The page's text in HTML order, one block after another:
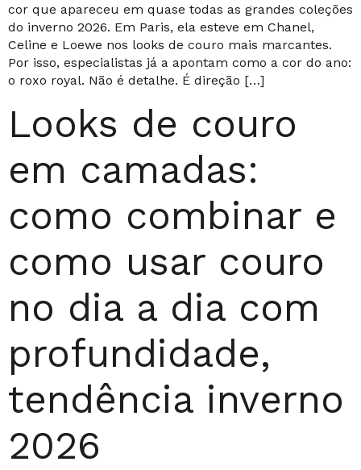
cor que apareceu em quase todas as grandes coleções
do inverno 2026. Em Paris, ela esteve em Chanel,
Celine e Loewe nos looks de couro mais marcantes.
Por isso, especialistas já a apontam como a cor do ano:
o roxo royal. Não é detalhe. É direção […]
Looks de couro
em camadas:
como combinar e
como usar couro
no dia a dia com
profundidade,
tendência inverno
2026